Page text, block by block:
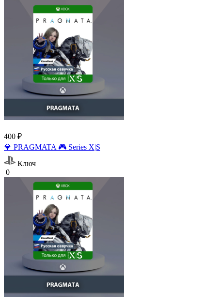
400 ₽
💎 PRAGMATA 🎮 Series X|S
Ключ
0